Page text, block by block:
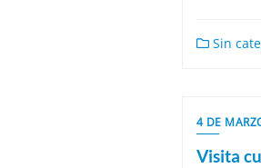
Sin
4 DE
Visita